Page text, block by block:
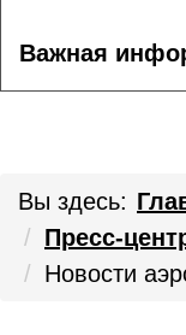
Важная
Вы здесь:
Пресс-
Новости